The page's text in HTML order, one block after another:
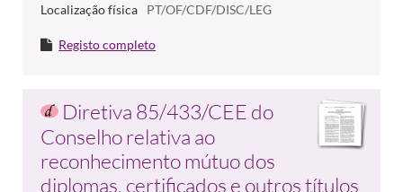
Localização física
PT/OF/CDF/DISC/LEG
Registo completo
Diretiva 85/433/CEE do
Conselho relativa ao
reconhecimento mútuo dos
diplomas, certificados e outros títulos